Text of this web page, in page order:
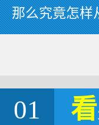
那么究竟怎样
01 看